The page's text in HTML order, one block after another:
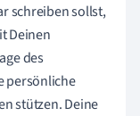
schreiben sollst,
Deinen
des
persönliche
stützen. Deine